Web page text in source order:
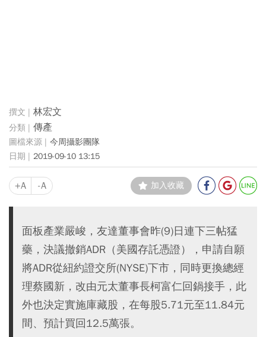
林宏文
傳產
今周攝影團隊
2019-09-10 13:15
+A -A 加入收藏
面板產業嚴峻，友達董事會昨(9)日連下三帖猛
藥，決議撤銷ADR（美國存託憑證），申請自願
將ADR從紐約證交所(NYSE)下市，同時更換總經
理蔡國新，改由元太董事長柯富仁回鍋接手，此
外也決定實施庫藏股，在每股5.71元至11.84元
間、預計買回12.5萬張。